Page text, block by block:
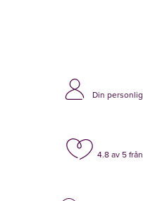
Din
4.8 av 5